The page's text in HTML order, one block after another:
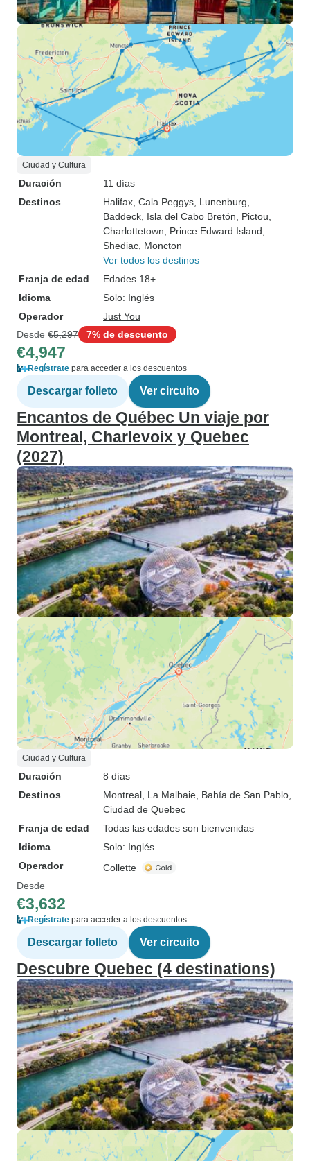
Ciudad y Cultura
Duración
11 días
Destinos
Halifax , Cala Peggys , Lunenburg
Baddeck , Isla del Cabo Bretón , Pictou
Charlottetown , Prince Edward Island
Shediac , Moncton
Ver todos los destinos
Franja de edad
Edades 18+
Idioma
Solo: Inglés
Operador
Just You
Desde €5,297 7% de descuento
€4,947
Regístrate para acceder a los descuentos
Descargar folleto Ver circuito
Encantos de Québec Un viaje por
Montreal, Charlevoix y Quebec
(2027)
Ciudad y Cultura
Duración
8 días
Destinos
Montreal , La Malbaie , Bahía de San Pablo
Ciudad de Quebec
Franja de edad
Todas las edades son bienvenidas
Idioma
Solo: Inglés
Operador
Collette
Desde
€3,632
Regístrate para acceder a los descuentos
Descargar folleto Ver circuito
Descubre Quebec (4 destinations)